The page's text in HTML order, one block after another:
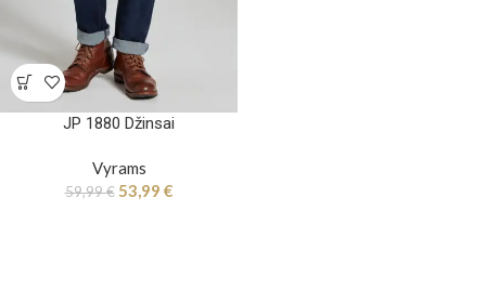
JP 1880 Džinsai
Vyrams
59,99€ 53,99 €